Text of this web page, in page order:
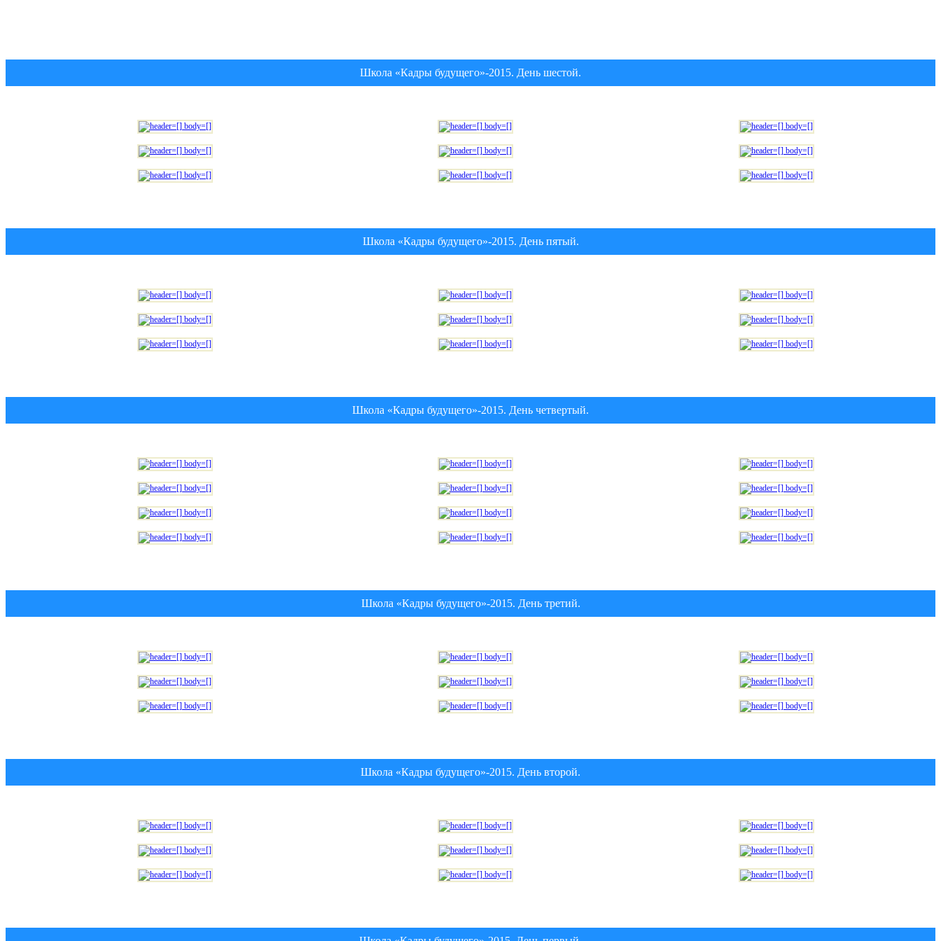
Школа «Кадры будущего»-2015. День шестой.
Школа «Кадры будущего»-2015. День пятый.
Школа «Кадры будущего»-2015. День четвертый.
Школа «Кадры будущего»-2015. День третий.
Школа «Кадры будущего»-2015. День второй.